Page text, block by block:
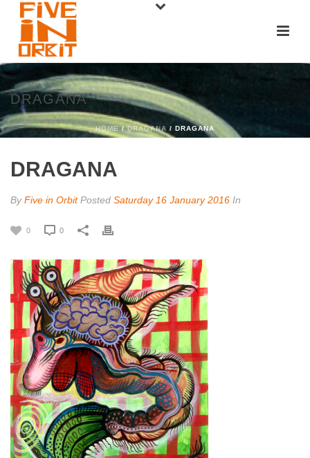
DRAGANA
HOME /DRAGANA / DRAGANA
DRAGANA
ByFive in Orbit Posted Saturday 16 January 2016 In
0 0